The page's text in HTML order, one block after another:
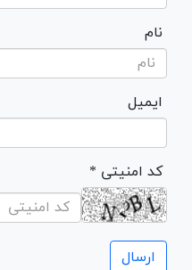
نام
ایمیل
* کد امنیتی